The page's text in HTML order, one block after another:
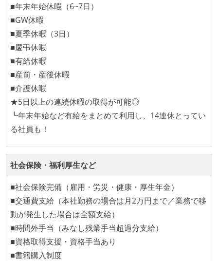
テストの実施度
ほとんどのプロダクトコードに単体テストを記述、実
施している
ほとんどの機能に受け入れテストを記述、実施してい
る
機能の実装と同時にテストコードを記述している
想定される複数環境での品質チェックを義務づけてい
る
アジャイル実践状況
1ヶ月以下の短い期間でのイテレーション開発を実践
している
イテレーションの最後などに、定期的にチームでふり
かえりミーティングを行っている
タスク見積もりの単位には絶対量（人日など）ではな
く相対ポイントを用い、極力複数人の意見を調整する
形で行っている
継続的なデプロイ（デリバリー）を行っている
■年末年始休暇（6~7日）
■GW休暇
■夏季休暇（3日）
■慶弔休暇
■有給休暇
■産前・産後休暇
■介護休暇
★5日以上の連続休暇の取得が可能◎
┗年末年始など有給をまとめて利用し、14連休とってい
る社員も！
社会保険・福利厚生など
■社会保険完備（雇用・労災・健康・厚生年金）
■交通費支給（本社勤務の場合は月2万円まで／業務で移
動が発生した場合は全額支給）
■時間外手当（みなし残業手当超過分支給）
■資格取得支援・資格手当あり
■書籍購入制度